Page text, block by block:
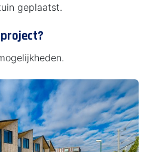
geplaatst.